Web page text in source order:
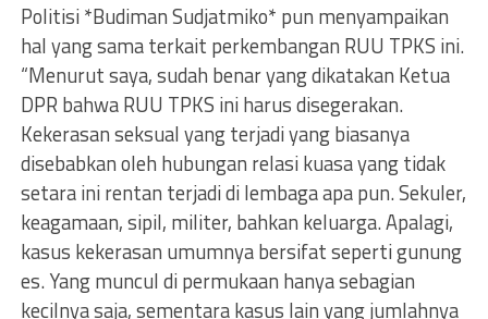
Politisi *Budiman Sudjatmiko* pun menyampaikan
hal yang sama terkait perkembangan RUU TPKS ini.
“Menurut saya, sudah benar yang dikatakan Ketua
DPR bahwa RUU TPKS ini harus disegerakan.
Kekerasan seksual yang terjadi yang biasanya
disebabkan oleh hubungan relasi kuasa yang tidak
setara ini rentan terjadi di lembaga apa pun. Sekuler,
keagamaan, sipil, militer, bahkan keluarga. Apalagi,
kasus kekerasan umumnya bersifat seperti gunung
es. Yang muncul di permukaan hanya sebagian
kecilnya saja, sementara kasus lain yang jumlahnya